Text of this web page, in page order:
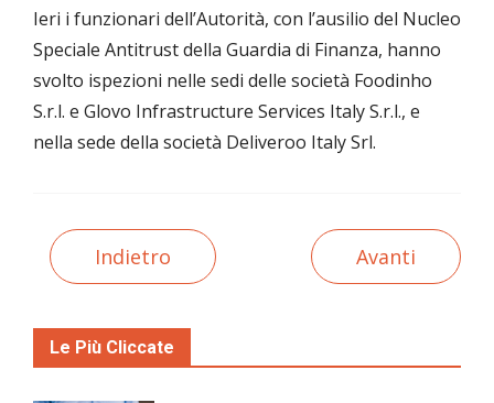
Ieri i funzionari dell’Autorità, con l’ausilio del Nucleo
Speciale Antitrust della Guardia di Finanza, hanno
svolto ispezioni nelle sedi delle società Foodinho
S.r.l. e Glovo Infrastructure Services Italy S.r.l., e
nella sede della società Deliveroo Italy Srl.
Indietro Avanti
Le Più Cliccate